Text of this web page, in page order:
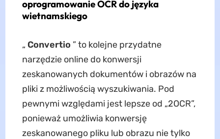
oprogramowanie OCR do języka
wietnamskiego
„ Convertio ” to kolejne przydatne
narzędzie online do konwersji
zeskanowanych dokumentów i obrazów na
pliki z możliwością wyszukiwania. Pod
pewnymi względami jest lepsze od „2OCR”,
ponieważ umożliwia konwersję
zeskanowanego pliku lub obrazu nie tylko